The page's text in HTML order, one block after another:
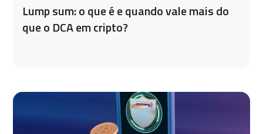
Lump sum: o que é e quando vale mais do
que o DCA em cripto?